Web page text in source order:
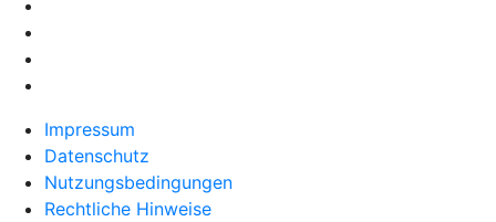
Impressum
Datenschutz
Nutzungsbedingungen
Rechtliche Hinweise